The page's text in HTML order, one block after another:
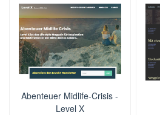
Abenteuer Midlife-Crisis -
Level X